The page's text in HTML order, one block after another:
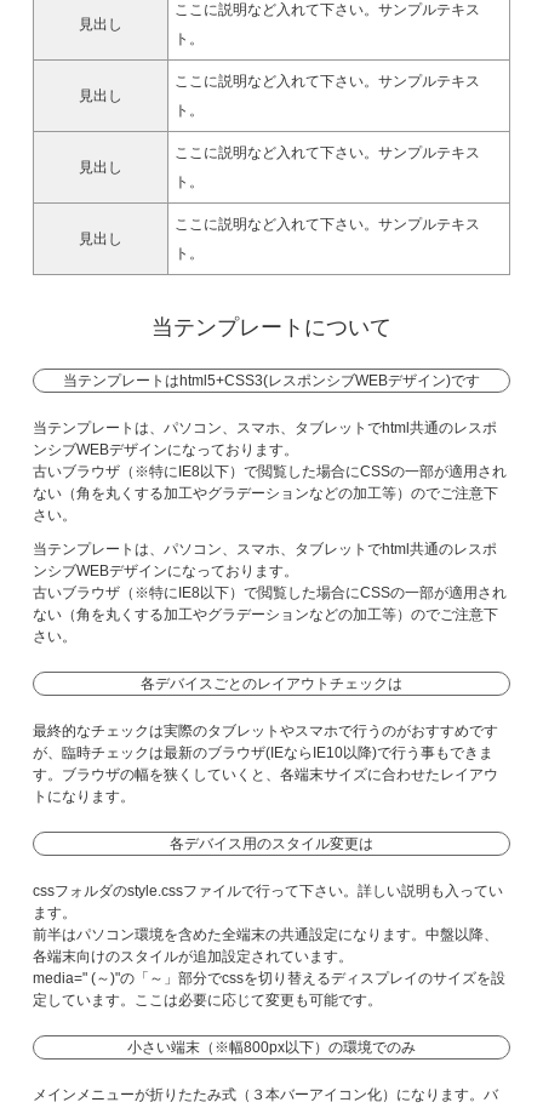
見出し
ここに説明など入れて下さい。サンプルテキス
ト。
見出し
ここに説明など入れて下さい。サンプルテキス
ト。
見出し
ここに説明など入れて下さい。サンプルテキス
ト。
見出し
ここに説明など入れて下さい。サンプルテキス
ト。
当テンプレートについて
当テンプレートはhtml5+CSS3(レスポンシブWEBデザイン)です
当テンプレートは、パソコン、スマホ、タブレットでhtml共通のレスポ
ンシブWEBデザインになっております。
古いブラウザ（※特にIE8以下）で閲覧した場合にCSSの一部が適用され
ない（角を丸くする加工やグラデーションなどの加工等）のでご注意下
さい。
当テンプレートは、パソコン、スマホ、タブレットでhtml共通のレスポ
ンシブWEBデザインになっております。
古いブラウザ（※特にIE8以下）で閲覧した場合にCSSの一部が適用され
ない（角を丸くする加工やグラデーションなどの加工等）のでご注意下
さい。
各デバイスごとのレイアウトチェックは
最終的なチェックは実際のタブレットやスマホで行うのがおすすめです
が、臨時チェックは最新のブラウザ(IEならIE10以降)で行う事もできま
す。ブラウザの幅を狭くしていくと、各端末サイズに合わせたレイアウ
トになります。
各デバイス用のスタイル変更は
cssフォルダのstyle.cssファイルで行って下さい。詳しい説明も入ってい
ます。
前半はパソコン環境を含めた全端末の共通設定になります。中盤以降、
各端末向けのスタイルが追加設定されています。
media=" (～)"の「～」部分でcssを切り替えるディスプレイのサイズを設
定しています。ここは必要に応じて変更も可能です。
小さい端末（※幅800px以下）の環境でのみ
メインメニューが折りたたみ式（３本バーアイコン化）になります。バ